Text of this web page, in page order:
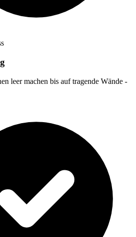
leer machen bis auf tragende Wände -